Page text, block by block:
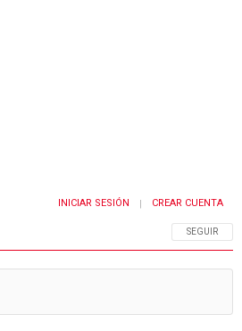
SIGA ESTA
SEGUIR
INICIAR SESIÓN | CREAR CUENTA